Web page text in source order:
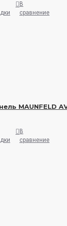
В
сравнение
MAUNFELD
В
сравнение